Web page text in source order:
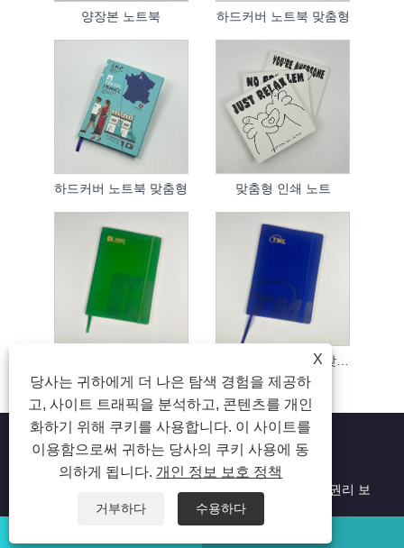
양장본 노트북 하드커버 노트북 맞춤형
하드커버 노트북 맞춤형 맞춤형 인쇄 노트
X
당사는 귀하에게 더 나은 탐색 경험을 제공하
고, 사이트 트래픽을 분석하고, 콘텐츠를 개인
화하기 위해 쿠키를 사용합니다. 이 사이트를
이용함으로써 귀하는 당사의 쿠키 사용에 동
의하게 됩니다. 개인 정보 보호 정책
거부하다
수용하다
저작권 © 2023 Suzhou Aiyide Stationery Co.,Ltd. 모든 권리 보